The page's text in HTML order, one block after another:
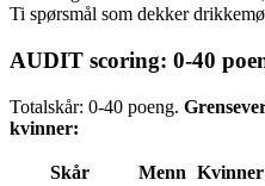
Ti spørsmål som dekker
AUDIT scoring: 0-40
Totalskår: 0-40 poeng.
kvinner:
Skår Menn Kvinner